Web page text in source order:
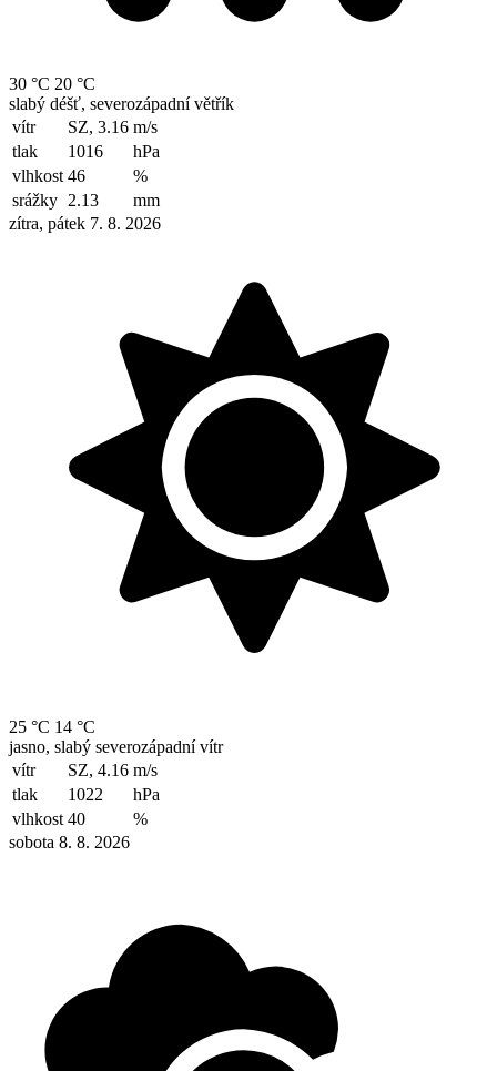
30 °C 20 °C
slabý déšť, severozápadní větřík
vítr
SZ, 3.16 m/s
tlak
1016
hPa
vlhkost 46
%
srážky 2.13
mm
zítra, pátek 7. 8. 2026
25 °C 14 °C
jasno, slabý severozápadní vítr
vítr
SZ, 4.16 m/s
tlak
1022
hPa
vlhkost 40
%
sobota 8. 8. 2026